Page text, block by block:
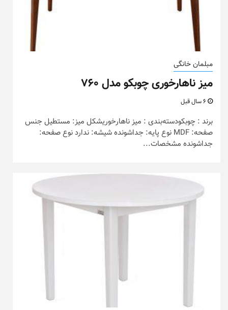
مبلمان خانگی
میز ناهارخوری چوبکو مدل ۷۶۰
برند : چوبکودسته‌بندی : میز ناهارخوریشکل میز: مستطیل جنس
صفحه: MDF نوع پایه: جداشونده شیشه: ندارد نوع صفحه:
جداشونده مشخصات...